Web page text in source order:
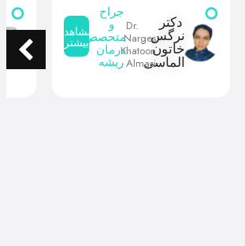
دکتر
نرگس
خاتون
الماسی
Dr.
Narges
Khatoon
Almasi
جراح
و
متحصص
درمان
ریشه
مشاهده
بیشتر